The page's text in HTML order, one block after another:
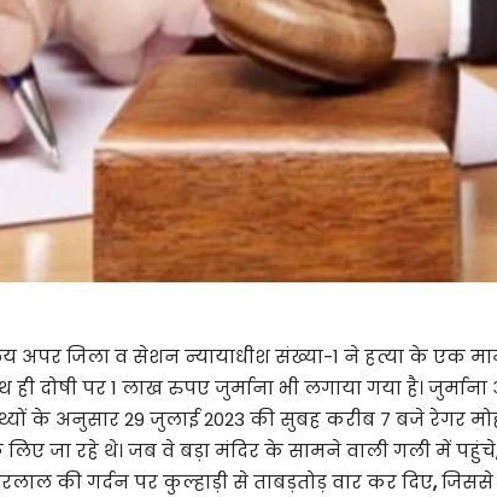
अपर जिला व सेशन न्यायाधीश संख्या-1 ने हत्या के एक
दोषी पर 1 लाख रुपए जुर्माना भी लगाया गया है।
के अनुसार 29 जुलाई 2023 की सुबह करीब 7 बजे रेगर
जा रहे थे। जब वे बड़ा मंदिर के सामने वाली गली में पहुंचे
की गर्दन पर कुल्हाड़ी से ताबड़तोड़ वार कर दिए,जिससे